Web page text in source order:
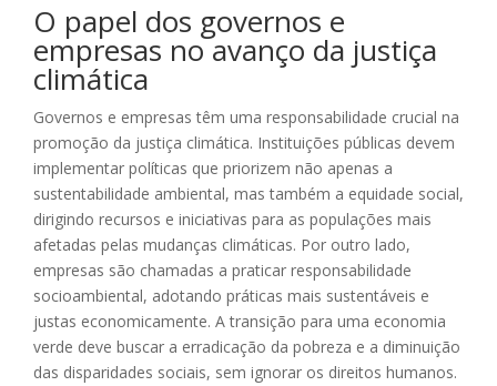
O papel dos governos e
empresas no avanço da justiça
climática
Governos e empresas têm uma responsabilidade crucial na
promoção da justiça climática. Instituições públicas devem
implementar políticas que priorizem não apenas a
sustentabilidade ambiental, mas também a equidade social,
dirigindo recursos e iniciativas para as populações mais
afetadas pelas mudanças climáticas. Por outro lado,
empresas são chamadas a praticar responsabilidade
socioambiental, adotando práticas mais sustentáveis e
justas economicamente. A transição para uma economia
verde deve buscar a erradicação da pobreza e a diminuição
das disparidades sociais, sem ignorar os direitos humanos.